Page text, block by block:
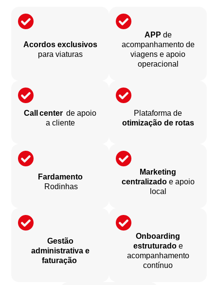
Acordos exclusivos
para viaturas
APP de
acompanhamento de
viagens e apoio
operacional
Call center de apoio
a cliente
Plataforma de
otimização de rotas
Fardamento
Rodinhas
Marketing
centralizadoe apoio
local
Gestão
administrativa e
faturação
Onboarding
estruturadoe
acompanhamento
contínuo